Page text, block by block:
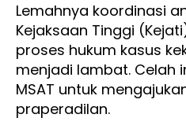
Lemahnya koordinasi
Kejaksaan Tinggi
proses hukum kasus
menjadi lambat. Celah
MSAT untuk
praperadilan.